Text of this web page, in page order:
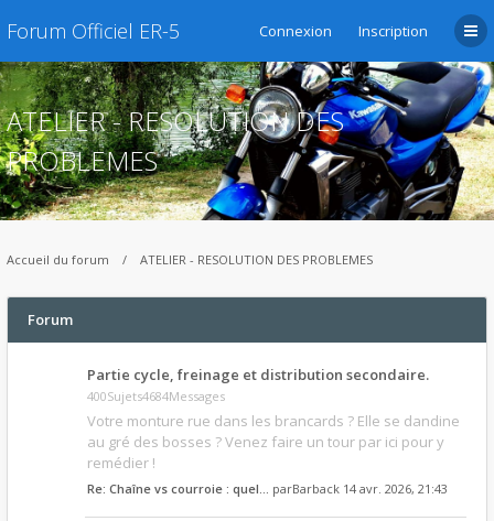
Forum Officiel ER-5 Connexion Inscription
ATELIER - RESOLUTION DES
PROBLEMES
Accueil du forum ATELIER - RESOLUTION DES PROBLEMES
Forum
Partie cycle, freinage et distribution secondaire.
400Sujets4684Messages
Votre monture rue dans les brancards ? Elle se dandine
au gré des bosses ? Venez faire un tour par ici pour y
remédier !
Re: Chaîne vs courroie : quel… parBarback 14 avr. 2026, 21:43